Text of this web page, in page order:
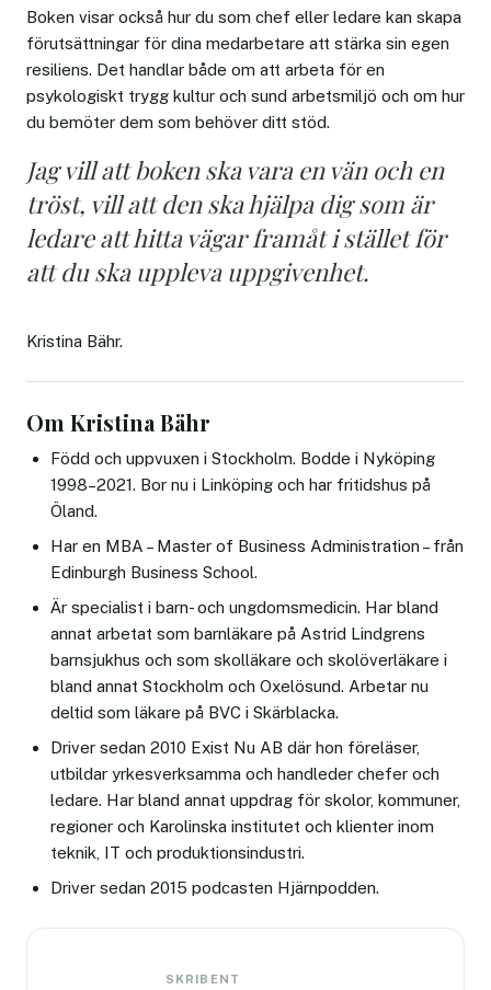
Boken visar också hur du som chef eller ledare kan skapa
förutsättningar för dina medarbetare att stärka sin egen
resiliens. Det handlar både om att arbeta för en
psykologiskt trygg kultur och sund arbetsmiljö och om hur
du bemöter dem som behöver ditt stöd.
Jag vill att boken ska vara en vän och en
tröst, vill att den ska hjälpa dig som är
ledare att hitta vägar framåt i stället för
att du ska uppleva uppgivenhet.
Kristina Bähr.
Om Kristina Bähr
Född och uppvuxen i Stockholm. Bodde i Nyköping
1998–2021. Bor nu i Linköping och har fritidshus på
Öland.
Har en MBA – Master of Business Administration – från
Edinburgh Business School.
Är specialist i barn- och ungdomsmedicin. Har bland
annat arbetat som barnläkare på Astrid Lindgrens
barnsjukhus och som skolläkare och skolöverläkare i
bland annat Stockholm och Oxelösund. Arbetar nu
deltid som läkare på BVC i Skärblacka.
Driver sedan 2010 Exist Nu AB där hon föreläser,
utbildar yrkesverksamma och handleder chefer och
ledare. Har bland annat uppdrag för skolor, kommuner,
regioner och Karolinska institutet och klienter inom
teknik, IT och produktionsindustri.
Driver sedan 2015 podcasten Hjärnpodden.
SKRIBENT